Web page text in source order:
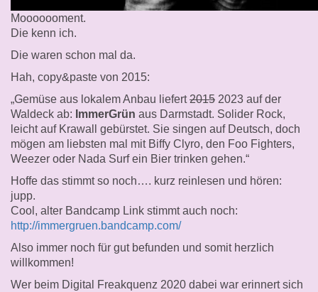
Mooooooment.
Die kenn ich.
Die waren schon mal da.
Hah, copy&paste von 2015:
„Gemüse aus lokalem Anbau liefert2015 2023 auf der
Waldeck ab: ImmerGrün aus Darmstadt. Solider Rock,
leicht auf Krawall gebürstet. Sie singen auf Deutsch, doch
mögen am liebsten mal mit Biffy Clyro, den Foo Fighters,
Weezer oder Nada Surf ein Bier trinken gehen.“
Hoffe das stimmt so noch…. kurz reinlesen und hören:
jupp.
Cool, alter Bandcamp Link stimmt auch noch:
http://immergruen.bandcamp.com/
Also immer noch für gut befunden und somit herzlich
willkommen!
Wer beim Digital Freakquenz 2020 dabei war erinnert sich